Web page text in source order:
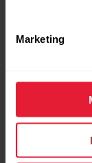
Marketing